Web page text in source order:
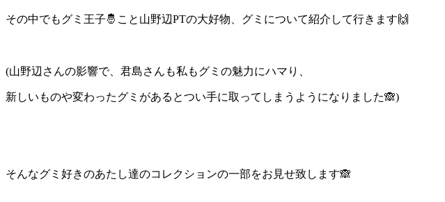
その中でもグミ王子🤴こと山野辺PTの大好物、グミについて紹介して行きます🙌
(山野辺さんの影響で、君島さんも私もグミの魅力にハマり、
新しいものや変わったグミがあるとつい手に取ってしまうようになりました🙈)
そんなグミ好きのあたし達のコレクションの一部をお見せ致します🙈